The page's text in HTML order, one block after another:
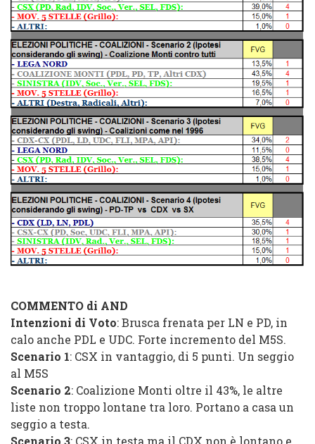
COMMENTO di AND
Intenzioni di Voto: Brusca frenata per LN e PD, in
calo anche PDL e UDC. Forte incremento del M5S.
Scenario 1: CSX in vantaggio, di 5 punti. Un seggio
al M5S
Scenario 2: Coalizione Monti oltre il 43%, le altre
liste non troppo lontane tra loro. Portano a casa un
seggio a testa.
Scenario 3: CSX in testa ma il CDX non è lontano e